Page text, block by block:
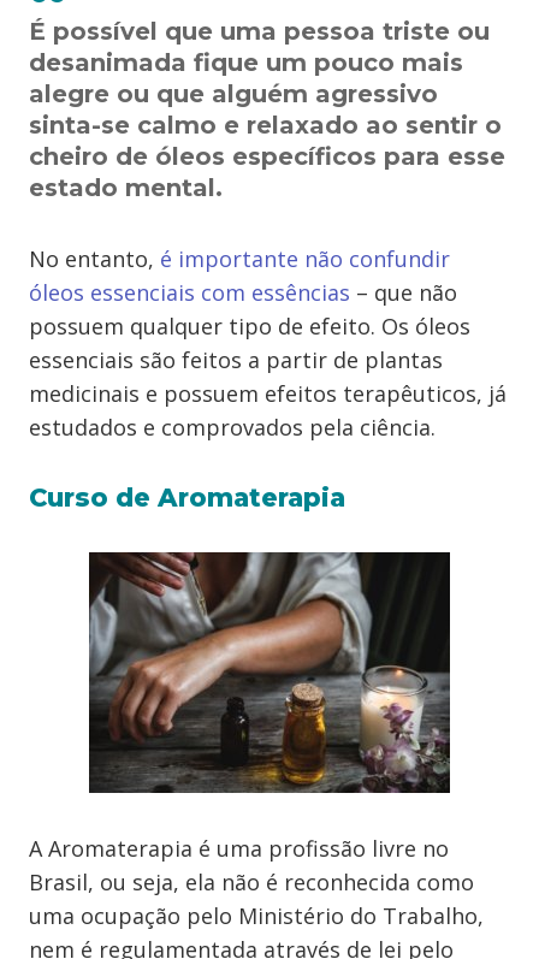
É possível que uma pessoa triste ou
desanimada fique um pouco mais
alegre ou que alguém agressivo
sinta-se calmo e relaxado ao sentir o
cheiro de óleos específicos para esse
estado mental.
No entanto, é importante não confundir
óleos essenciais com essências – que não
possuem qualquer tipo de efeito. Os óleos
essenciais são feitos a partir de plantas
medicinais e possuem efeitos terapêuticos, já
estudados e comprovados pela ciência.
Curso de Aromaterapia
A Aromaterapia é uma profissão livre no
Brasil, ou seja, ela não é reconhecida como
uma ocupação pelo Ministério do Trabalho,
nem é regulamentada através de lei pelo